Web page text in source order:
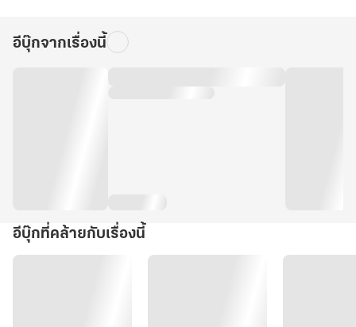
อีบุ๊กจากเรื่องนี้
อีบุ๊กที่คล้ายกับเรื่องนี้